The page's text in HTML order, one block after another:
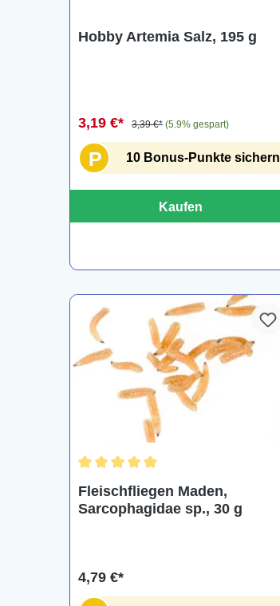
Hobby Artemia Salz, 195 g
3,19 €* 3,39 €* (5.9% gespart)
P 10 Bonus-Punkte sichern
Kaufen
Fleischfliegen Maden,
Sarcophagidae sp., 30 g
4,79 €*